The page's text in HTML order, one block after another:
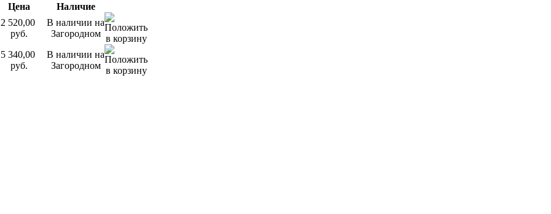
Цена
Наличие
2 520,00
руб.
В наличии на
Загородном
5 340,00
руб.
В наличии на
Загородном